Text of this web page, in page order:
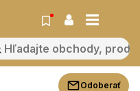
Odoberať